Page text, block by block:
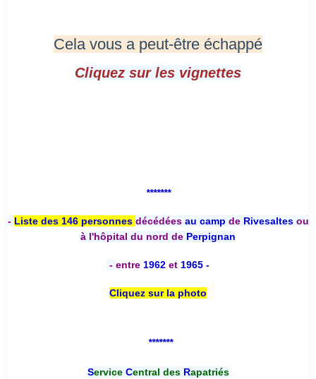
Cela vous a peut-être échappé
Cliquez sur les vignettes
*******
- Liste des 146 personnes décédées au camp deRivesaltesou
à l'hôpital du nord de Perpignan
- entre 1962 et 1965 -
Cliquez sur la photo
*******
Service Central desRapatriés